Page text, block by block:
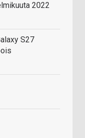
2022
S27